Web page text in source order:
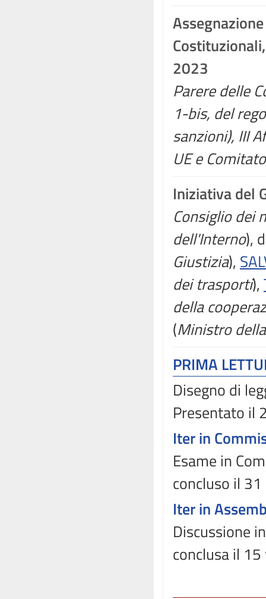
Assegnazione
2023
Parere delle
1-bis, del
sanzioni), III
UE e
Iniziativa del
Consiglio dei
dell'Interno),
Giustizia),
dei trasporti),
della
(Ministro
PRIMA
Disegno di
Presentato il
Iter in
Esame in
concluso il
Iter in
Discussione
conclusa il